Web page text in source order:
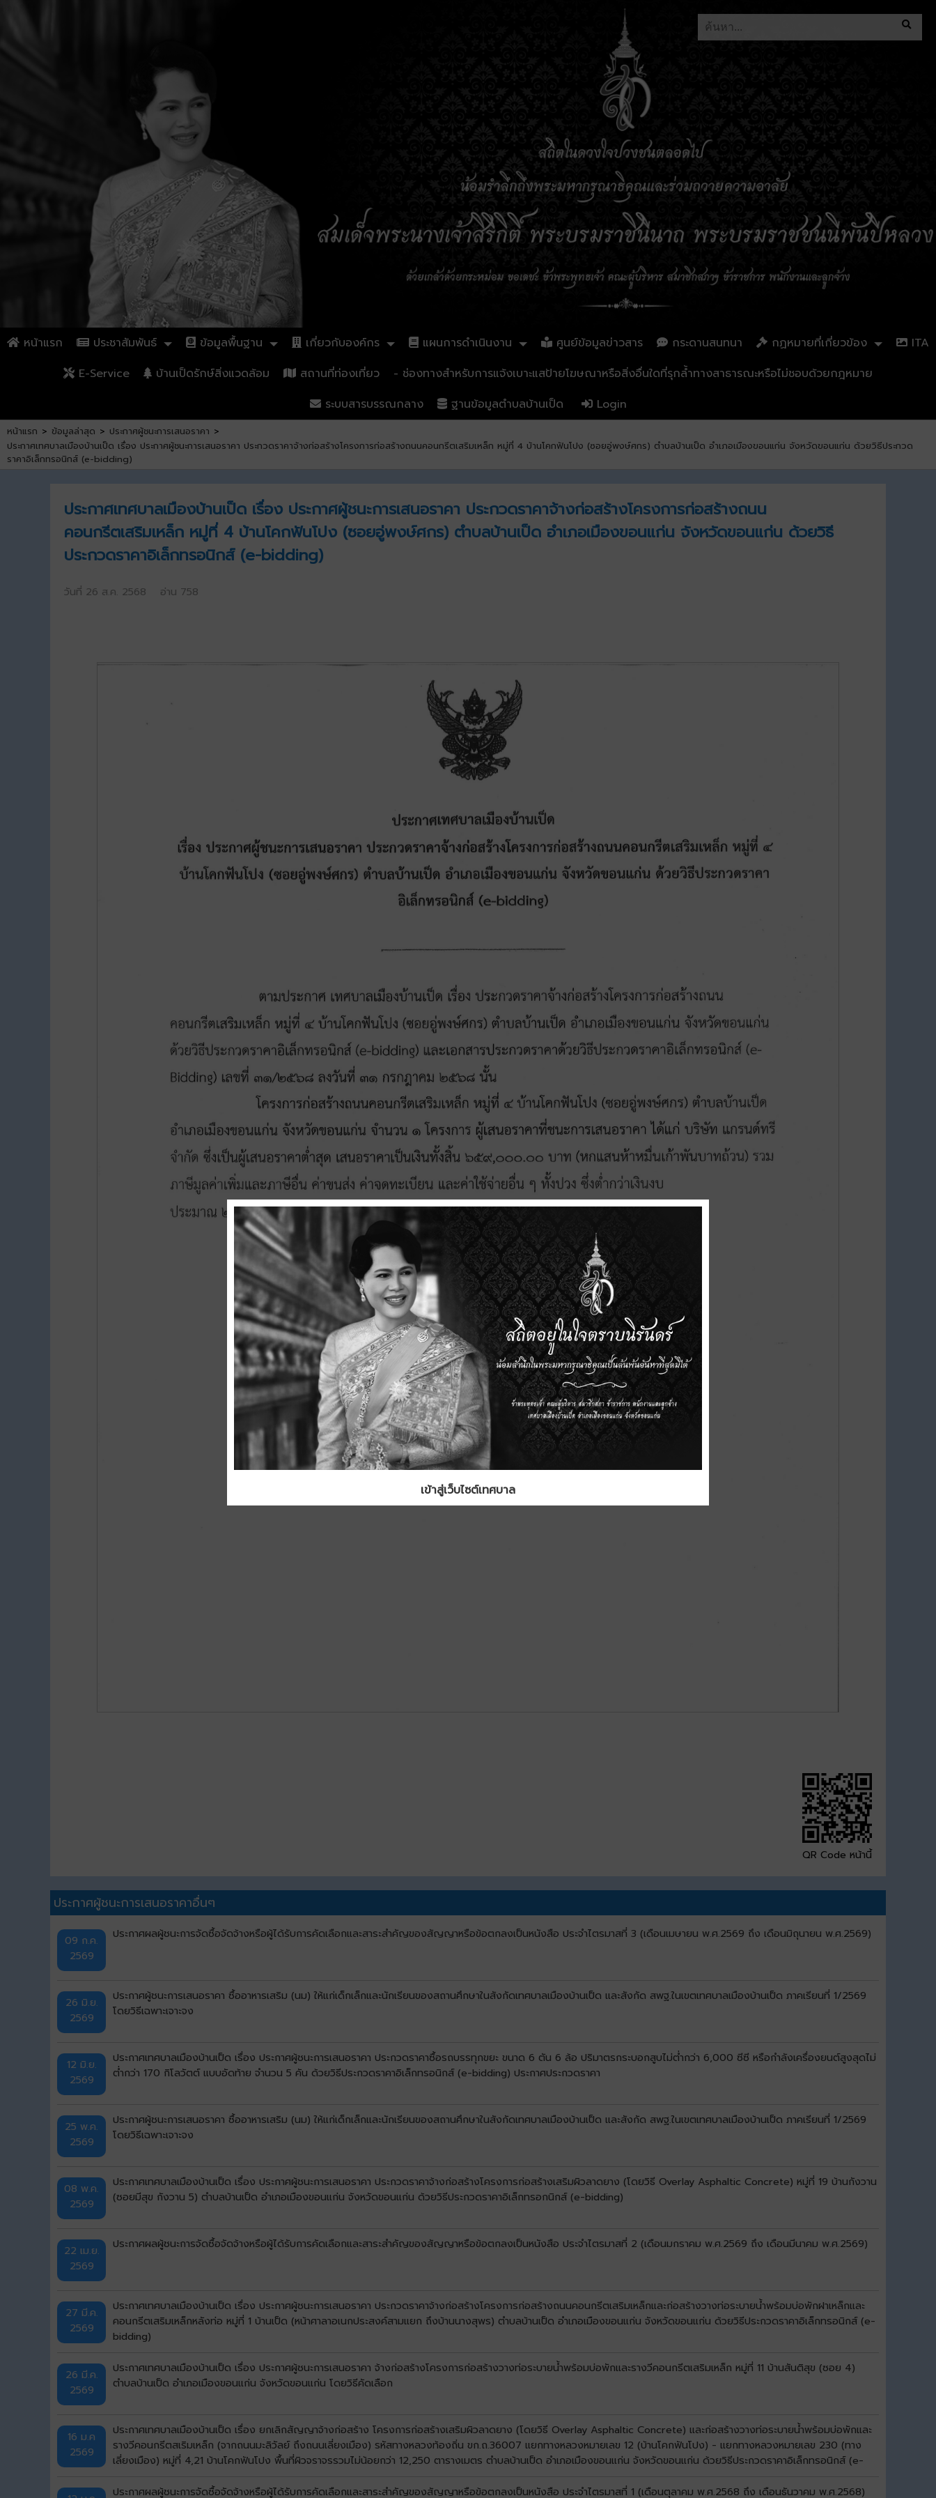
หน้าแรก ประชาสัมพันธ์ ข้อมูลพื้นฐาน เกี่ยวกับองค์กร แผนการดำเนินงาน ศูนย์ข้อมูลข่าวสาร กระดานสนทนา กฏหมายที่เกี่ยวข้อง
ITA
E-Service
บ้านเป็ดรักษ์สิ่งแวดล้อม สถานที่ท่องเที่ยว
- ช่องทางสำหรับการแจ้งเบาะแสป้ายโฆษณาหรือสิ่งอื่นใดที่รุกล้ำทางสาธารณะหรือไม่ชอบด้วยกฎหมาย
ระบบสารบรรณกลาง
ฐานข้อมูลตำบลบ้านเป็ด Login
หน้าแรก > ข้อมูลล่าสุด > ประกาศผู้ชนะการเสนอราคา >
ประกาศเทศบาลเมืองบ้านเป็ด เรื่อง ประกาศผู้ชนะการเสนอราคา ประกวดราคาจ้างก่อสร้างโครงการก่อสร้างถนนคอนกรีตเสริมเหล็ก หมู่ที่ 4 บ้านโคกฟันโปง (ซอยอู่พงษ์ศกร) ตำบลบ้านเป็ด อำเภอเมืองขอนแก่น จังหวัดขอนแก่น ด้วยวิธีประกวด
ราคาอิเล็กทรอนิกส์ (e-bidding)
ประกาศเทศบาลเมืองบ้านเป็ด เรื่อง ประกาศผู้ชนะการเสนอราคา ประกวดราคาจ้างก่อสร้างโครงการก่อสร้างถนน
คอนกรีตเสริมเหล็ก หมู่ที่ 4 บ้านโคกฟันโปง (ซอยอู่พงษ์ศกร) ตำบลบ้านเป็ด อำเภอเมืองขอนแก่น จังหวัดขอนแก่น ด้วยวิธี
ประกวดราคาอิเล็กทรอนิกส์ (e-bidding)
วันที่ 26 ส.ค. 2568 อ่าน 758
QR Code หน้านี้
ประกาศผู้ชนะการเสนอราคาอื่นๆ
09 ก.ค.
2569
ประกาศผลผู้ชนะการจัดซื้อจัดจ้างหรือผู้ได้รับการคัดเลือกและสาระสำคัญของสัญญาหรือข้อตกลงเป็นหนังสือ ประจำไตรมาสที่ 3 (เดือนเมษายน พ.ศ.2569 ถึง เดือนมิถุนายน พ.ศ.2569)
26 มิ.ย.
2569
ประกาศผู้ชนะการเสนอราคา ซื้ออาหารเสริม (นม) ให้แก่เด็กเล็กและนักเรียนของสถานศึกษาในสังกัดเทศบาลเมืองบ้านเป็ด และสังกัด สพฐ.ในเขตเทศบาลเมืองบ้านเป็ด ภาคเรียนที่ 1/2569
โดยวิธีเฉพาะเจาะจง
12 มิ.ย.
2569
ประกาศเทศบาลเมืองบ้านเป็ด เรื่อง ประกาศผู้ชนะการเสนอราคา ประกวดราคาซื้อรถบรรทุกขยะ ขนาด 6 ตัน 6 ล้อ ปริมาตรกระบอกสูบไม่ต่ำกว่า 6,000 ซีซี หรือกำลังเครื่องยนต์สูงสุดไม่
ต่ำกว่า 170 กิโลวัตต์ แบบอัดท้าย จำนวน 5 คัน ด้วยวิธีประกวดราคาอิเล็กทรอนิกส์ (e-bidding) ประกาศประกวดราคา
25 พ.ค.
2569
ประกาศผู้ชนะการเสนอราคา ซื้ออาหารเสริม (นม) ให้แก่เด็กเล็กและนักเรียนของสถานศึกษาในสังกัดเทศบาลเมืองบ้านเป็ด และสังกัด สพฐ.ในเขตเทศบาลเมืองบ้านเป็ด ภาคเรียนที่ 1/2569
โดยวิธีเฉพาะเจาะจง
08 พ.ค.
2569
ประกาศเทศบาลเมืองบ้านเป็ด เรื่อง ประกาศผู้ชนะการเสนอราคา ประกวดราคาจ้างก่อสร้างโครงการก่อสร้างเสริมผิวลาดยาง (โดยวิธี Overlay Asphaltic Concrete) หมู่ที่ 19 บ้านกังวาน
(ซอยมีสุข กังวาน 5) ตำบลบ้านเป็ด อำเภอเมืองขอนแก่น จังหวัดขอนแก่น ด้วยวิธีประกวดราคาอิเล็กทรอกนิกส์ (e-bidding)
22 เม.ย.
2569
ประกาศผลผู้ชนะการจัดซื้อจัดจ้างหรือผู้ได้รับการคัดเลือกและสาระสำคัญของสัญญาหรือข้อตกลงเป็นหนังสือ ประจำไตรมาสที่ 2 (เดือนมกราคม พ.ศ.2569 ถึง เดือนมีนาคม พ.ศ.2569)
27 มี.ค.
2569
ประกาศเทศบาลเมืองบ้านเป็ด เรื่อง ประกาศผู้ชนะการเสนอราคา ประกวดราคาจ้างก่อสร้างโครงการก่อสร้างถนนคอนกรีตเสริมเหล็กและก่อสร้างวางท่อระบายน้ำพร้อมบ่อพักฝาเหล็กและ
คอนกรีตเสริมเหล็กหลังท่อ หมู่ที่ 1 บ้านเป็ด (หน้าศาลาอเนกประสงค์สามแยก ถึงบ้านนางสุพร) ตำบลบ้านเป็ด อำเภอเมืองขอนแก่น จังหวัดขอนแก่น ด้วยวิธีประกวดราคาอิเล็กทรอนิกส์ (e-
bidding)
26 มี.ค.
2569
ประกาศเทศบาลเมืองบ้านเป็ด เรื่อง ประกาศผู้ชนะการเสนอราคา จ้างก่อสร้างโครงการก่อสร้างวางท่อระบายน้ำพร้อมบ่อพักและรางวีคอนกรีตเสริมเหล็ก หมู่ที่ 11 บ้านสันติสุข (ซอย 4)
ตำบลบ้านเป็ด อำเภอเมืองขอนแก่น จังหวัดขอนแก่น โดยวิธีคัดเลือก
16 ม.ค
2569
ประกาศเทศบาลเมืองบ้านเป็ด เรื่อง ยกเลิกสัญญาจ้างก่อสร้าง โครงการก่อสร้างเสริมผิวลาดยาง (โดยวิธี Overlay Asphaltic Concrete) และก่อสร้างวางท่อระบายน้ำพร้อมบ่อพักและ
รางวีคอนกรีตสเริมเหล็ก (จากถนนมะลิวัลย์ ถึงถนนเลี่ยงเมือง) รหัสทางหลวงท้องถิ่น ขก.ถ.36007 แยกทางหลวงหมายเลข 12 (บ้านโคกฟันโปง) - แยกทางหลวงหมายเลข 230 (ทาง
เลี่ยงเมือง) หมู่ที่ 4,21 บ้านโคกฟันโปง พื้นที่ผิวจราจรรวมไม่น้อยกว่า 12,250 ตารางเมตร ตำบลบ้านเป็ด อำเภอเมืองขอนแก่น จังหวัดขอนแก่น ด้วยวิธีประกวดราคาอิเล็กทรอนิกส์ (e-
ประกาศผลผู้ชนะการจัดซื้อจัดจ้างหรือผู้ได้รับการคัดเลือกและสาระสำคัญของสัญญาหรือข้อตกลงเป็นหนังสือ ประจำไตรมาสที่ 1 (เดือนตุลาคม พ.ศ.2568 ถึง เดือนธันวาคม พ.ศ.2568)
เข้าสู่เว็บไซต์เทศบาล